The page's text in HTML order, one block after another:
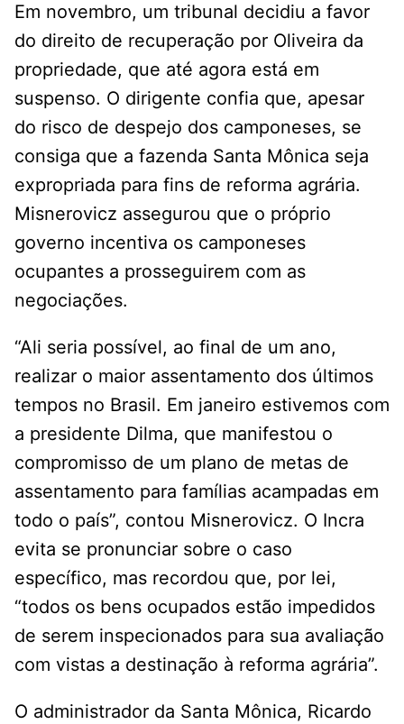
Em novembro, um tribunal decidiu a favor
do direito de recuperação por Oliveira da
propriedade, que até agora está em
suspenso. O dirigente confia que, apesar
do risco de despejo dos camponeses, se
consiga que a fazenda Santa Mônica seja
expropriada para fins de reforma agrária.
Misnerovicz assegurou que o próprio
governo incentiva os camponeses
ocupantes a prosseguirem com as
negociações.
“Ali seria possível, ao final de um ano,
realizar o maior assentamento dos últimos
tempos no Brasil. Em janeiro estivemos com
a presidente Dilma, que manifestou o
compromisso de um plano de metas de
assentamento para famílias acampadas em
todo o país”, contou Misnerovicz. O Incra
evita se pronunciar sobre o caso
específico, mas recordou que, por lei,
“todos os bens ocupados estão impedidos
de serem inspecionados para sua avaliação
com vistas a destinação à reforma agrária”.
O administrador da Santa Mônica, Ricardo